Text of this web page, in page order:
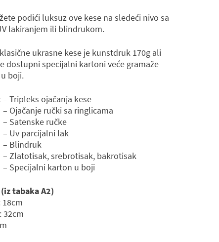
podići luksuz ove kese na sledeći nivo sa
lakiranjem ili blindrukom.
ukrasne kese je kunstdruk 170g ali
dostupni specijalni kartoni veće gramaže
boji.
– Tripleks ojačanja kese
– Ojačanje ručki sa ringlicama
– Satenske ručke
– Uv parcijalni lak
– Blindruk
– Zlatotisak, srebrotisak, bakrotisak
– Specijalni karton u boji
tabaka A2)
18cm
32cm